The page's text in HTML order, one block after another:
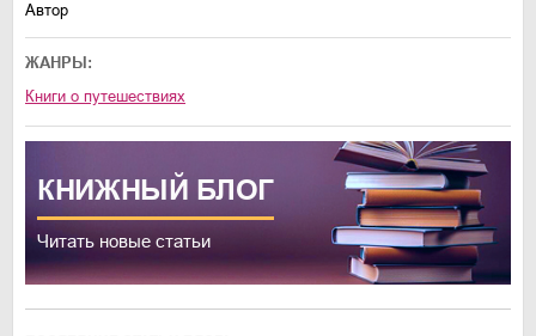
Автор
ЖАНРЫ:
книги о путешествиях
КНИЖНЫЙ БЛОГ
Читать новые статьи